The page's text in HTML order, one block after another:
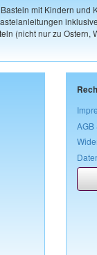
mit Kindern und
(nicht nur zu Ostern,
AGB